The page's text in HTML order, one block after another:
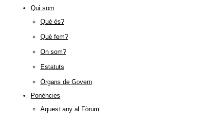
Qui som
Què és?
Què fem?
On som?
Estatuts
Òrgans de Govern
Ponències
Aquest any al Fòrum